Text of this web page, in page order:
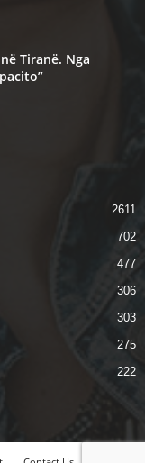
Tiranë. Nga
2611
702
477
306
303
275
222